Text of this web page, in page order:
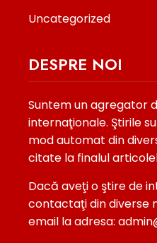
Uncategorized
DESPRE NOI
Suntem un agregator
internaţionale. Ştirile
mod automat din
citate la finalul
Dacă aveţi o ştire de
contactaţi din diverse
email la adresa: